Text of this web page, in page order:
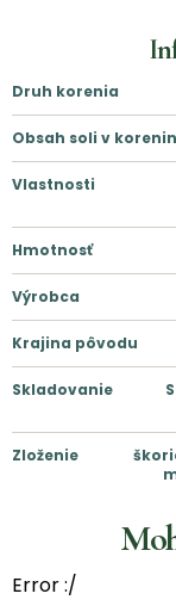
Druh korenia
Obsah soli v
Vlastnosti
Hmotnosť
Výrobca
Krajina pôvodu
Skladovanie
Zloženie
Error :/